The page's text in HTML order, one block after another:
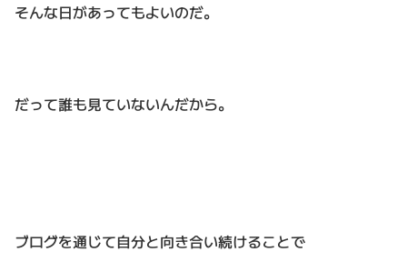
そんな日があってもよいのだ。
だって誰も見ていないんだから。
ブログを通じて自分と向き合い続けることで